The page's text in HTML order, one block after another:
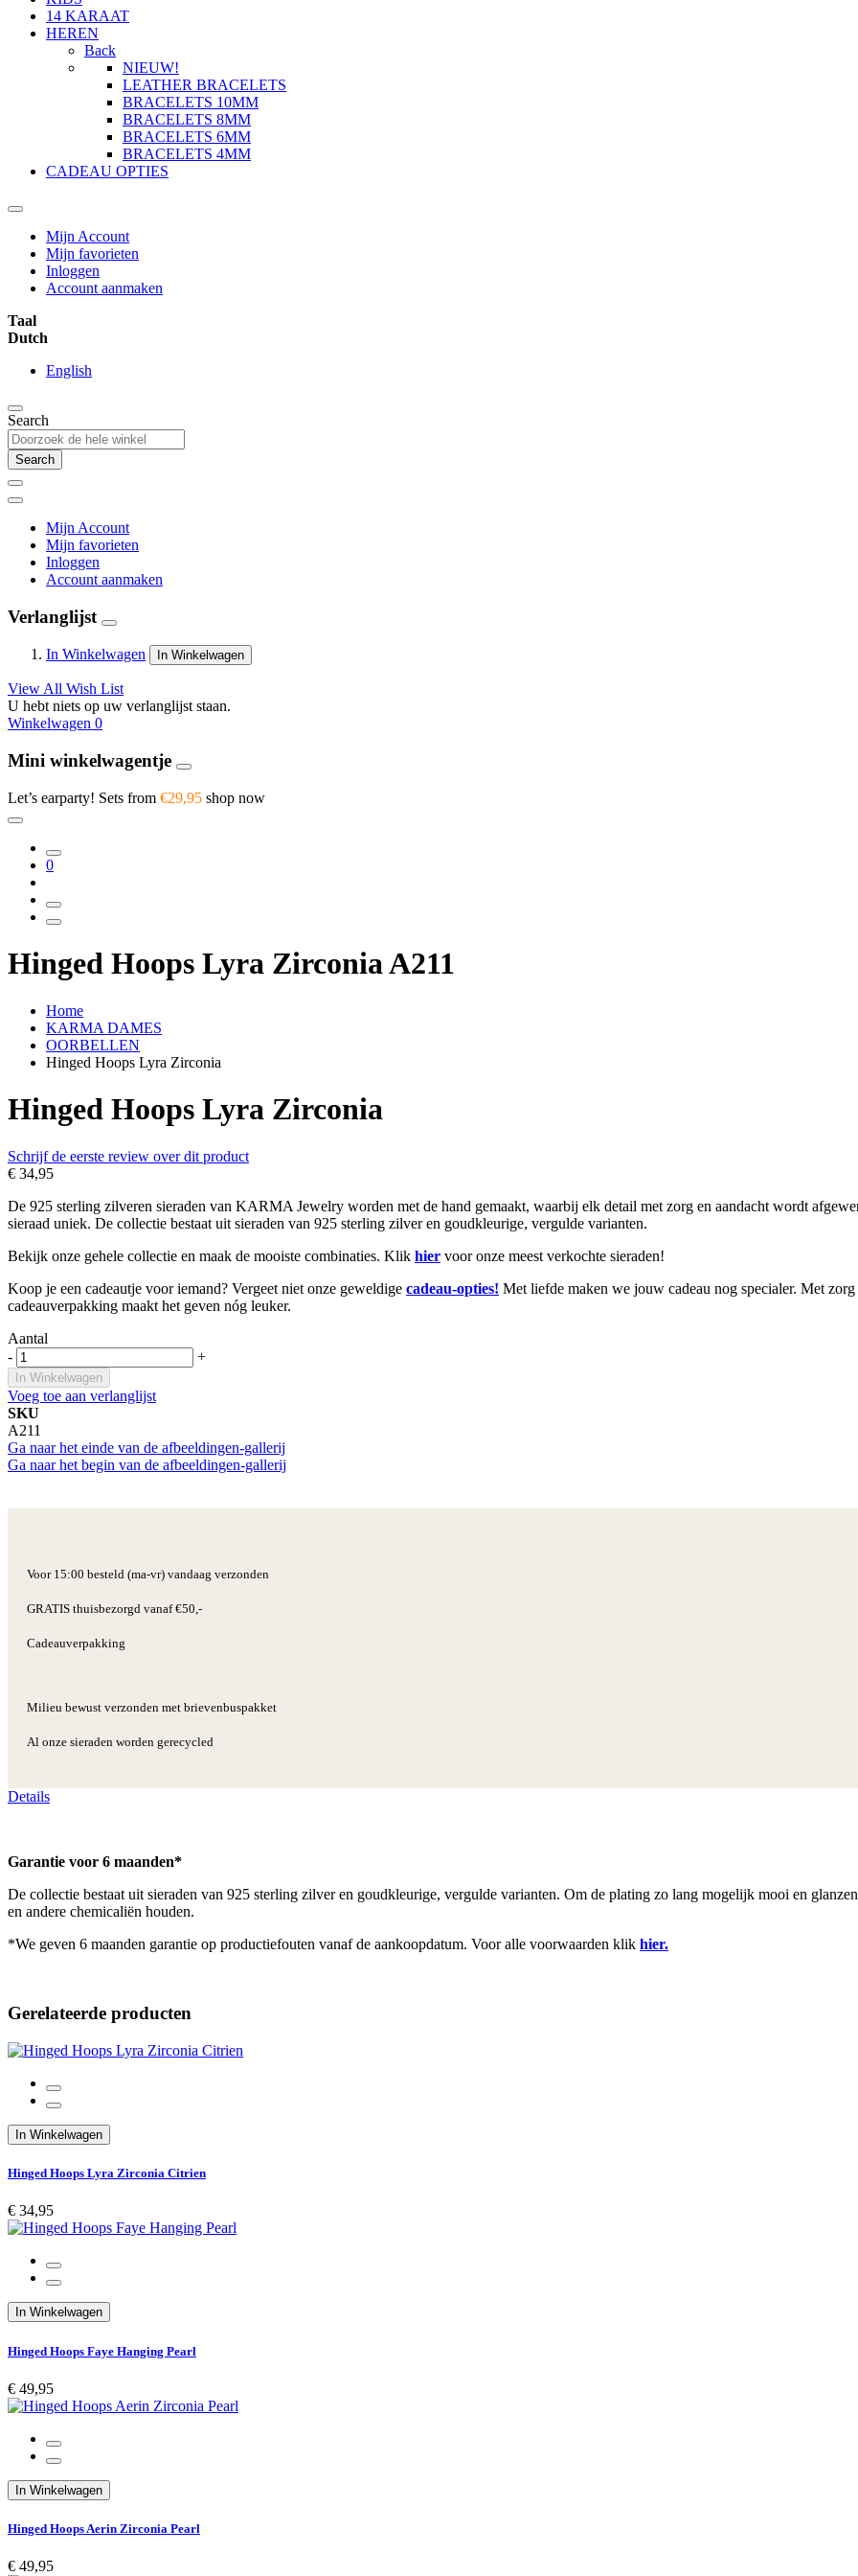
14 KARAAT
HEREN
Back
NIEUW!
LEATHER BRACELETS
BRACELETS 10MM
BRACELETS 8MM
BRACELETS 6MM
BRACELETS 4MM
CADEAU OPTIES
Mijn Account
Mijn favorieten
Inloggen
Account aanmaken
Taal
Dutch
English
Search
Search
Mijn Account
Mijn favorieten
Inloggen
Account aanmaken
Verlanglijst
In Winkelwagen In Winkelwagen
View All Wish List
U hebt niets op uw verlanglijst staan.
Winkelwagen 0
Mini winkelwagentje
Let’s earparty! Sets from €29,95 shop now
0
Hinged Hoops Lyra Zirconia A211
Home
KARMA DAMES
OORBELLEN
Hinged Hoops Lyra Zirconia
Hinged Hoops Lyra Zirconia
Schrijf de eerste review over dit product
€ 34,95
De 925 sterling zilveren sieraden van KARMA Jewelry worden met de hand gemaakt, waarbij elk detail met zorg en aandacht wordt
sieraad uniek. De collectie bestaat uit sieraden van 925 sterling zilver en goudkleurige, vergulde varianten.
Bekijk onze gehele collectie en maak de mooiste combinaties. Klik hier voor onze meest verkochte sieraden!
Koop je een cadeautje voor iemand? Vergeet niet onze geweldige cadeau-opties! Met liefde maken we jouw cadeau nog specialer. Met
cadeauverpakking maakt het geven nóg leuker.
Aantal
-
+
In Winkelwagen
Voeg toe aan verlanglijst
SKU
A211
Ga naar het einde van de afbeeldingen-gallerij
Ga naar het begin van de afbeeldingen-gallerij
Voor 15:00 besteld (ma-vr) vandaag verzonden
GRATIS thuisbezorgd vanaf €50,-
Cadeauverpakking
Milieu bewust verzonden met brievenbuspakket
Al onze sieraden worden gerecycled
Details
Garantie voor 6 maanden*
De collectie bestaat uit sieraden van 925 sterling zilver en goudkleurige, vergulde varianten. Om de plating zo lang mogelijk mooi en
en andere chemicaliën houden.
*We geven 6 maanden garantie op productiefouten vanaf de aankoopdatum. Voor alle voorwaarden klik hier.
Gerelateerde producten
In Winkelwagen
Hinged Hoops Lyra Zirconia Citrien
€ 34,95
In Winkelwagen
Hinged Hoops Faye Hanging Pearl
€ 49,95
In Winkelwagen
Hinged Hoops Aerin Zirconia Pearl
€ 49,95